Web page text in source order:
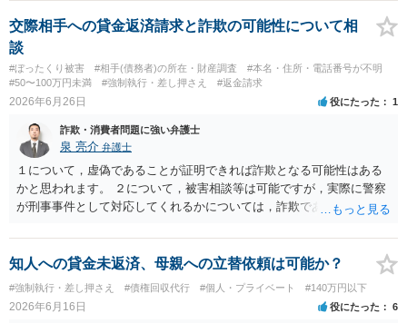
交際相手への貸金返済請求と詐欺の可能性について相
談
#ぼったくり被害 #相手(債務者)の所在・財産調査
#本名・住所・電話番号が不明
#50〜100万円未満
#強制執行・差し押さえ #返金請求
2026年6月26日 役にたった 1
詐欺・消費者問題に強い弁護士
泉 亮介 弁護士
１について，虚偽であることが証明できれば詐欺となる可能性はある
かと思われます。 ２について，被害相談等は可能ですが，実際に警察
が刑事事件として対応してくれるかについては，詐欺であることをど
す。 ３について，相手と連絡が取れるのであれば内容証明や電話での
連絡等から交渉をすることtなるかと思われます。弁護士を立てること
を想定されている場合，裁判をする場合だと，弁護士費用との関係か
ら全額回収できたとしてもご自身の経済的な利益は少ないかと思われ
ます。 ４について，実際の内容次第ですが，可能な場合も多いです。
知人への貸金未返済、母親への立替依頼は可能か？
#強制執行・差し押さえ #債権回収代行 #個人・プライベート #140万円以下
2026年6月16日 役にたった 6